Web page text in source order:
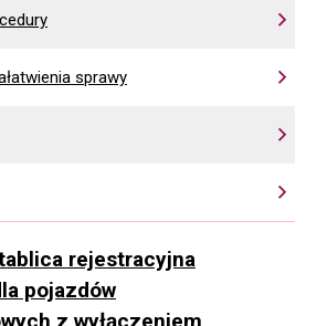
sprawy
rejestracyjna
pojazdów